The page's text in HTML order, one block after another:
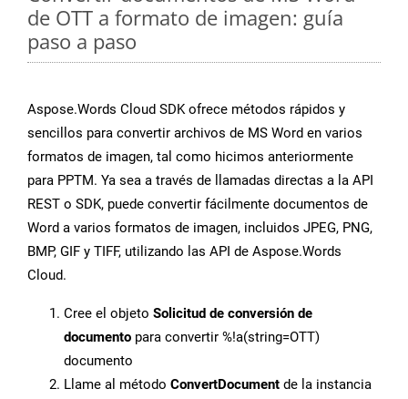
de OTT a formato de imagen: guía
paso a paso
Aspose.Words Cloud SDK ofrece métodos rápidos y
sencillos para convertir archivos de MS Word en varios
formatos de imagen, tal como hicimos anteriormente
para PPTM. Ya sea a través de llamadas directas a la API
REST o SDK, puede convertir fácilmente documentos de
Word a varios formatos de imagen, incluidos JPEG, PNG,
BMP, GIF y TIFF, utilizando las API de Aspose.Words
Cloud.
Cree el objeto Solicitud de conversión de
documento para convertir %!a(string=OTT)
documento
Llame al método ConvertDocument de la instancia